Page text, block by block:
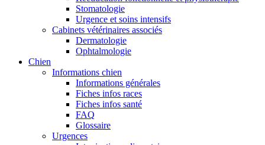
Stomatologie
Urgence et soins intensifs
Cabinets vétérinaires associés
Dermatologie
Ophtalmologie
Chien
Informations chien
Informations générales
Fiches infos races
Fiches infos santé
FAQ
Glossaire
Urgences